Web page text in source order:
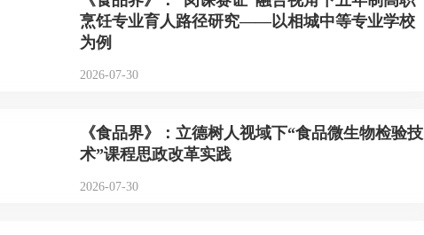
烹饪专业育人路径研究——以相城中等专业学校
为例
2026-07-30
《食品界》：立德树人视域下“食品微生物检验技
术”课程思政改革实践
2026-07-30